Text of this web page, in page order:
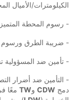
الكيلومترات/الأميال
- رسوم المحطة
- ضريبة الطرق ورسوم
- تأمين ضد المسؤولية
- التأمين ضد أضرار
دمج CDW وTW معًا